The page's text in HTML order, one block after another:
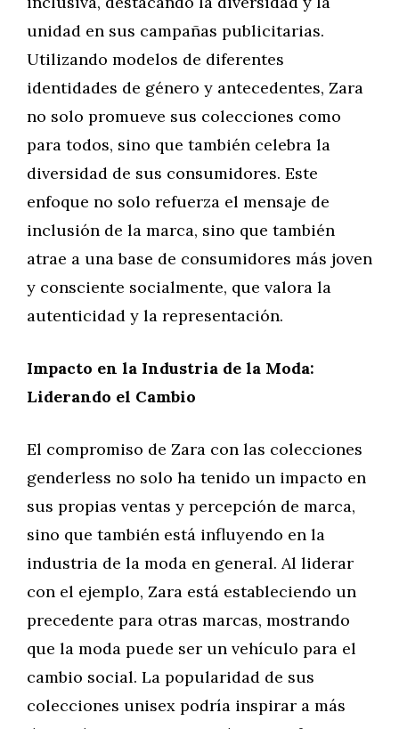
unidad en sus campañas publicitarias.
Utilizando modelos de diferentes
identidades de género y antecedentes, Zara
no solo promueve sus colecciones como
para todos, sino que también celebra la
diversidad de sus consumidores. Este
enfoque no solo refuerza el mensaje de
inclusión de la marca, sino que también
atrae a una base de consumidores más joven
y consciente socialmente, que valora la
autenticidad y la representación.
Impacto en la Industria de la Moda:
Liderando el Cambio
El compromiso de Zara con las colecciones
genderless no solo ha tenido un impacto en
sus propias ventas y percepción de marca,
sino que también está influyendo en la
industria de la moda en general. Al liderar
con el ejemplo, Zara está estableciendo un
precedente para otras marcas, mostrando
que la moda puede ser un vehículo para el
cambio social. La popularidad de sus
colecciones unisex podría inspirar a más